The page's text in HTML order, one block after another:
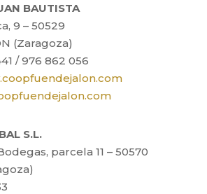
BAUTISTA
9 – 50529
(Zaragoza)
/ 976 862 056
S.L.
parcela 11 – 50570